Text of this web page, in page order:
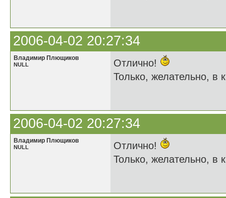
2006-04-02 20:27:34
Владимир Плющиков
NULL
Отлично!
Только, желательно, в
2006-04-02 20:27:34
Владимир Плющиков
NULL
Отлично!
Только, желательно, в